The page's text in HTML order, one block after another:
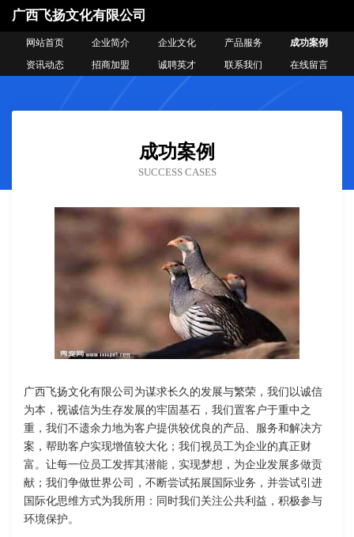
广西飞扬文化有限公司
网站首页 企业简介 企业文化 产品服务
成功案例
资讯动态
招商加盟 诚聘英才 联系我们 在线留言
成功案例
SUCCESS CASES
广西飞扬文化有限公司为谋求长久的发展与繁荣，我们以诚信
为本，视诚信为生存发展的牢固基石，我们置客户于重中之
重，我们不遗余力地为客户提供较优良的产品、服务和解决方
案，帮助客户实现增值较大化；我们视员工为企业的真正财
富。让每一位员工发挥其潜能，实现梦想，为企业发展多做贡
献；我们争做世界公司，不断尝试拓展国际业务，并尝试引进
国际化思维方式为我所用：同时我们关注公共利益，积极参与
环境保护。